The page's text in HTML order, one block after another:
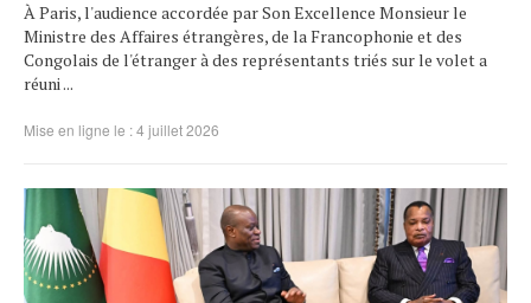
À Paris, l'audience accordée par Son Excellence Monsieur le
Ministre des Affaires étrangères, de la Francophonie et des
Congolais de l'étranger à des représentants triés sur le volet a
réuni ...
Mise en ligne le : 4 juillet 2026